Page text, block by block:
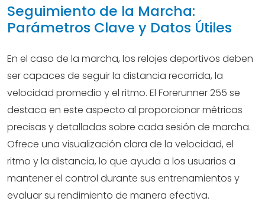
Seguimiento de la Marcha:
Parámetros Clave y Datos Útiles
En el caso de la marcha, los relojes deportivos deben
ser capaces de seguir la distancia recorrida, la
velocidad promedio y el ritmo. El Forerunner 255 se
destaca en este aspecto al proporcionar métricas
precisas y detalladas sobre cada sesión de marcha.
Ofrece una visualización clara de la velocidad, el
ritmo y la distancia, lo que ayuda a los usuarios a
mantener el control durante sus entrenamientos y
evaluar su rendimiento de manera efectiva.